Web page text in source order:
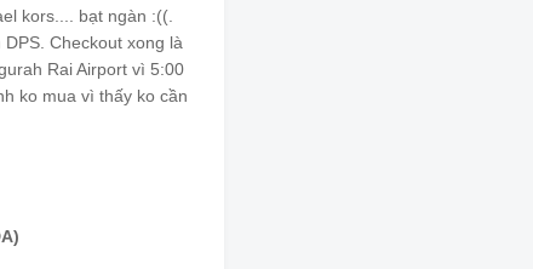
kors.... bạt ngàn :((.
Checkout xong là
Rai Airport vì 5:00
ko mua vì thấy ko cần